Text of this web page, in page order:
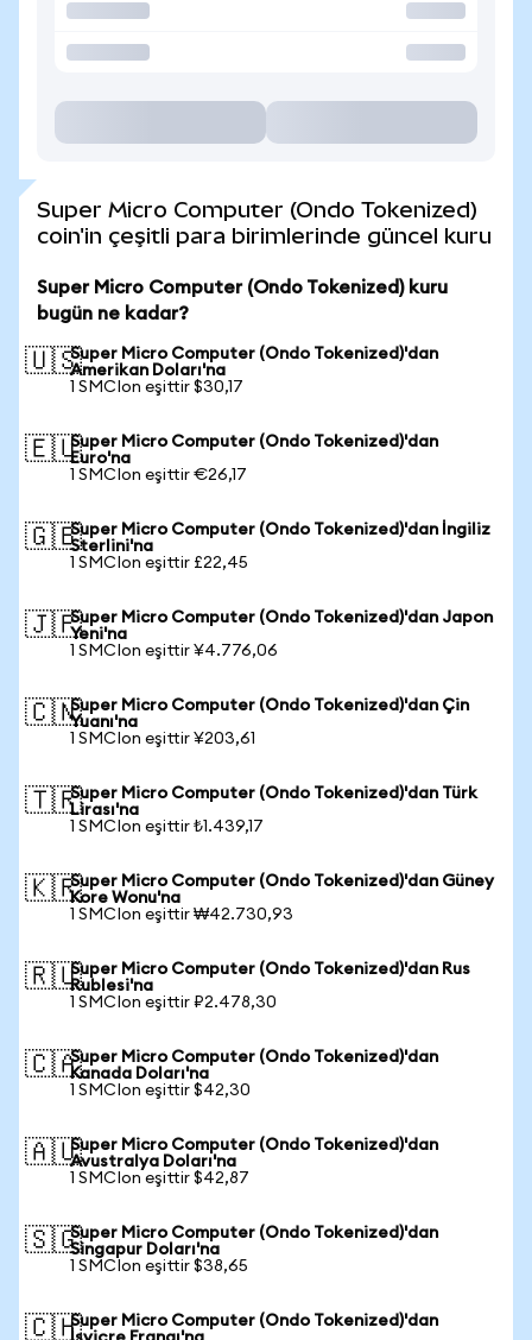
Super Micro Computer (Ondo Tokenized)
coin'in çeşitli para birimlerinde güncel kuru
Super Micro Computer (Ondo Tokenized) kuru
bugün ne kadar?
🇺🇸Super Micro Computer (Ondo Tokenized)'dan
Amerikan Doları'na
1 SMCIon eşittir $30,17
🇪🇺Super Micro Computer (Ondo Tokenized)'dan
Euro'na
1 SMCIon eşittir €26,17
🇬🇧Super Micro Computer (Ondo Tokenized)'dan İngiliz
Sterlini'na
1 SMCIon eşittir £22,45
🇯🇵Super Micro Computer (Ondo Tokenized)'dan Japon
Yeni'na
1 SMCIon eşittir ¥4.776,06
🇨🇳Super Micro Computer (Ondo Tokenized)'dan Çin
Yuanı'na
1 SMCIon eşittir ¥203,61
🇹🇷Super Micro Computer (Ondo Tokenized)'dan Türk
Lirası'na
1 SMCIon eşittir ₺1.439,17
🇰🇷Super Micro Computer (Ondo Tokenized)'dan Güney
Kore Wonu'na
1 SMCIon eşittir ₩42.730,93
🇷🇺Super Micro Computer (Ondo Tokenized)'dan Rus
Rublesi'na
1 SMCIon eşittir ₽2.478,30
🇨🇦Super Micro Computer (Ondo Tokenized)'dan
Kanada Doları'na
1 SMCIon eşittir $42,30
🇦🇺Super Micro Computer (Ondo Tokenized)'dan
Avustralya Doları'na
1 SMCIon eşittir $42,87
🇸🇬Super Micro Computer (Ondo Tokenized)'dan
Singapur Doları'na
1 SMCIon eşittir $38,65
🇨🇭Super Micro Computer (Ondo Tokenized)'dan